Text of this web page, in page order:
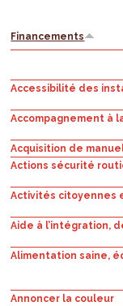
Financements
Annoncer la couleur